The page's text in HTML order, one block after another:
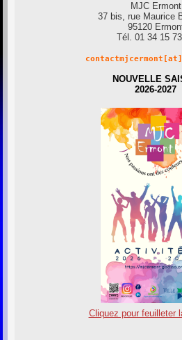
MJC Ermont
37 bis, rue Maurice
95120
Tél. 01 34 15
NOUVELLE
2026-2027
Cliquez pour feuilleter